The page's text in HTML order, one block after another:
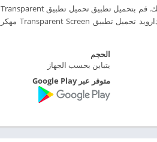
شاشة الكاميرا شفافة Maginificient لترى من خلال هاتفك. قم بتحميل تطبيق تحميل تطبيق Transparent
Camera Screen الآن مجاناً من Mod Apkdaroid ابك دارويد تحميل تطبيق Transparent Screen مهكر
الحجم
يتباين بحسب الجهاز
متوفر عبر Google Play